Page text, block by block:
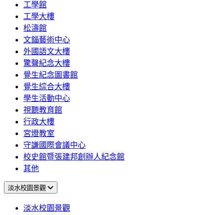
工學館
工學大樓
松濤館
文錙藝術中心
外國語文大樓
驚聲紀念大樓
覺生紀念圖書館
覺生綜合大樓
學生活動中心
視聽教育館
行政大樓
宮燈教室
守謙國際會議中心
校史館暨張建邦創辦人紀念館
其他
淡水校園景觀
淡水校園景觀